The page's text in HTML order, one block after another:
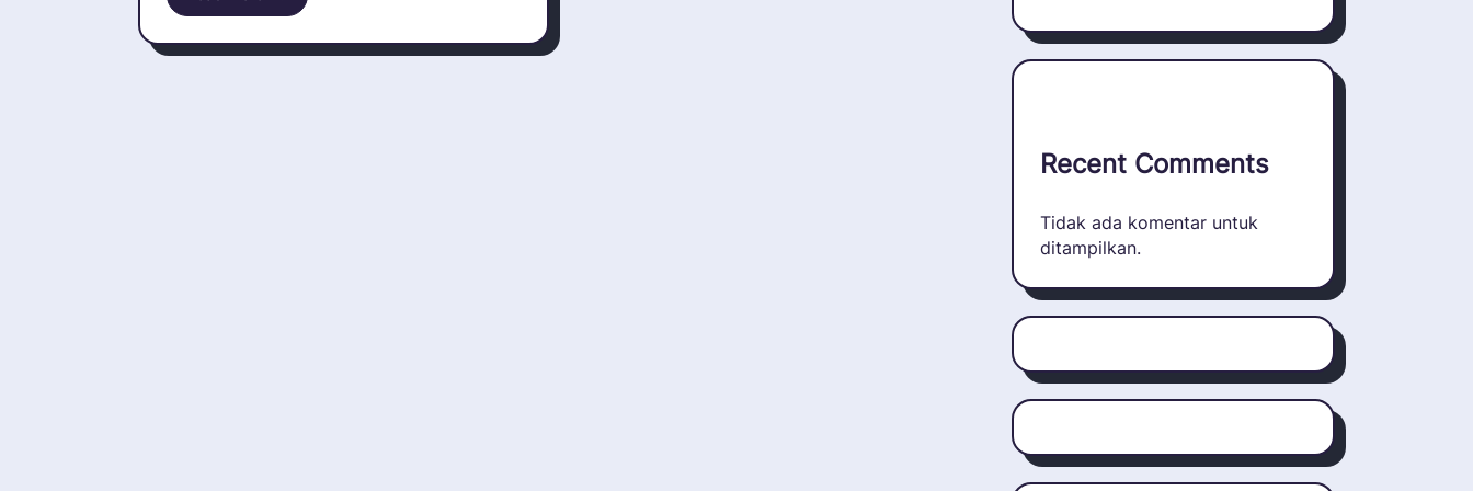
Recent Comments
Tidak ada komentar untuk
ditampilkan.